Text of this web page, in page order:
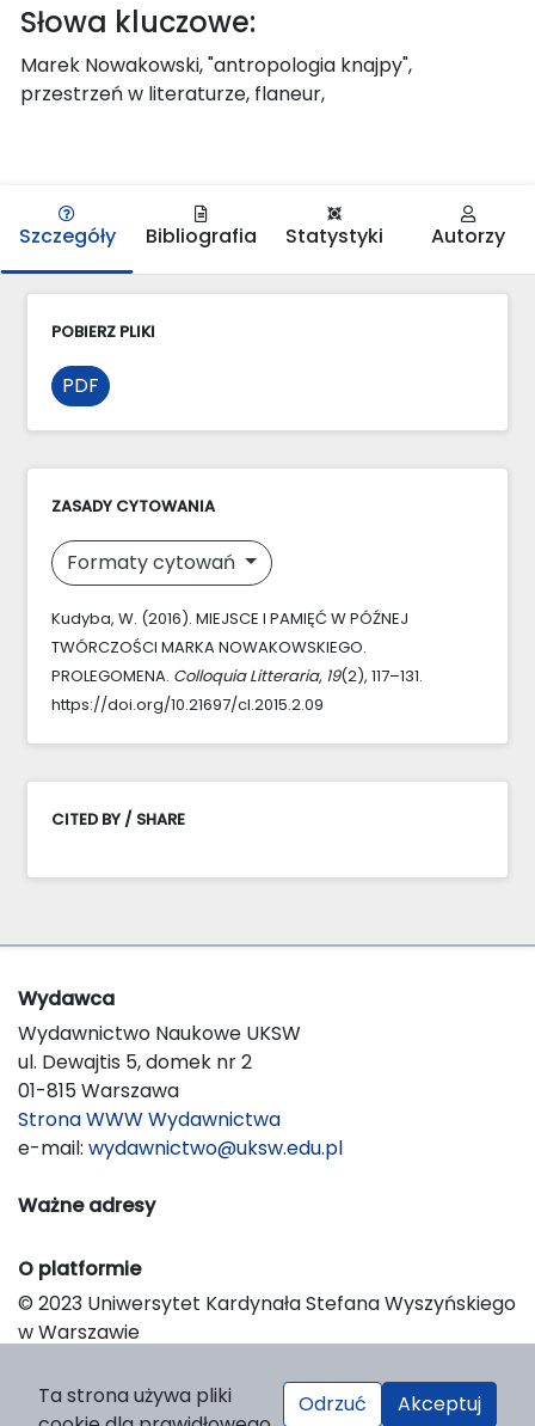
Słowa kluczowe:
Marek Nowakowski, "antropologia knajpy",
przestrzeń w literaturze, flaneur,
Szczegóły Bibliografia Statystyki Autorzy
POBIERZ PLIKI
PDF
ZASADY CYTOWANIA
Formaty cytowań
Kudyba, W. (2016). MIEJSCE I PAMIĘĆ W PÓŹNEJ
TWÓRCZOŚCI MARKA NOWAKOWSKIEGO.
PROLEGOMENA. Colloquia Litteraria, 19(2), 117–131.
https://doi.org/10.21697/cl.2015.2.09
CITED BY / SHARE
Wydawca
Wydawnictwo Naukowe UKSW
ul. Dewajtis 5, domek nr 2
01-815 Warszawa
Strona WWW Wydawnictwa
e-mail: wydawnictwo@uksw.edu.pl
Ważne adresy
O platformie
© 2023 Uniwersytet Kardynała Stefana Wyszyńskiego
w Warszawie
Platform & Workflow by OJS/PKP
Ta strona używa pliki
Odrzuć Akceptuj